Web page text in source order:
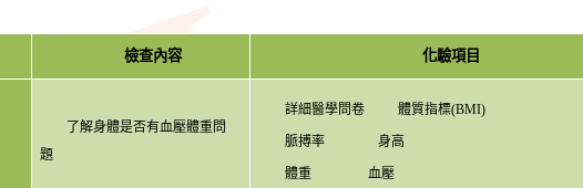
檢查內容 化驗項目
了解身體是否有血壓體重問
題
詳細醫學問卷 體質指標(BMI)
脈搏率 身高
體重 血壓